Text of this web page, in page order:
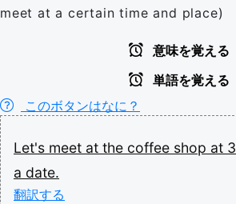
meet at a certain time and place)
意味を覚える
単語を覚える
このボタンはなに？
Let's meet at the coffee shop at 3
a date.
翻訳する